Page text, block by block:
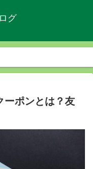
グ
ーポンとは？友